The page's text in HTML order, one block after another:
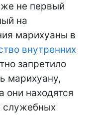
не первый
на
марихуаны в
внутренних
запретило
марихуану,
они находятся
служебных